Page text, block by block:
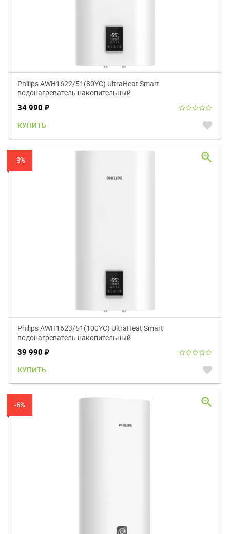
Philips AWH1622/51(80YC) UltraHeat Smart
водонагреватель накопительный
34 990 ₽
КУПИТЬ favorite
-3%
Philips AWH1623/51(100YC) UltraHeat Smart
водонагреватель накопительный
39 990 ₽
КУПИТЬ favorite
zoom_in
-6% zoom_in